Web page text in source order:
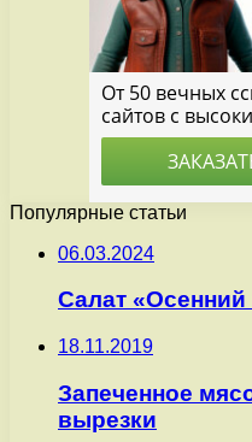
Популярные статьи
06.03.2024
Салат «Осенний
18.11.2019
Запеченное
вырезки